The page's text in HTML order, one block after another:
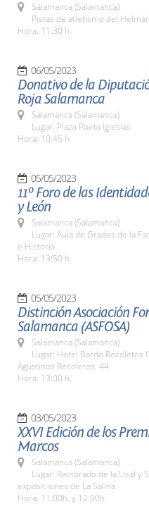
Salamanca (Salamanca)
Pistas de atletismo del
Hora: 11:30 h.
06/05/2023
Donativo de la
Roja Salamanca
Salamanca (Salamanca)
Lugar: Plaza Poeta Iglesias
Hora: 10:45 h.
05/05/2023
11º Foro de las
y León
Salamanca (Salamanca)
Lugar: Aula de Grados de la
e Historia
Hora: 13:50 h.
05/05/2023
Distinción Asociación
Salamanca (ASFOSA)
Salamanca (Salamanca)
Lugar: Hotel Bardo Recoletos
Agustinos Recoletos, 44
Hora: 13:00 h.
03/05/2023
XXVI Edición de los
Marcos
Salamanca (Salamanca)
Lugar: Rectorado de la Usal y
exposiciones de La Salina
Hora: 11:00h. y 12:00h.